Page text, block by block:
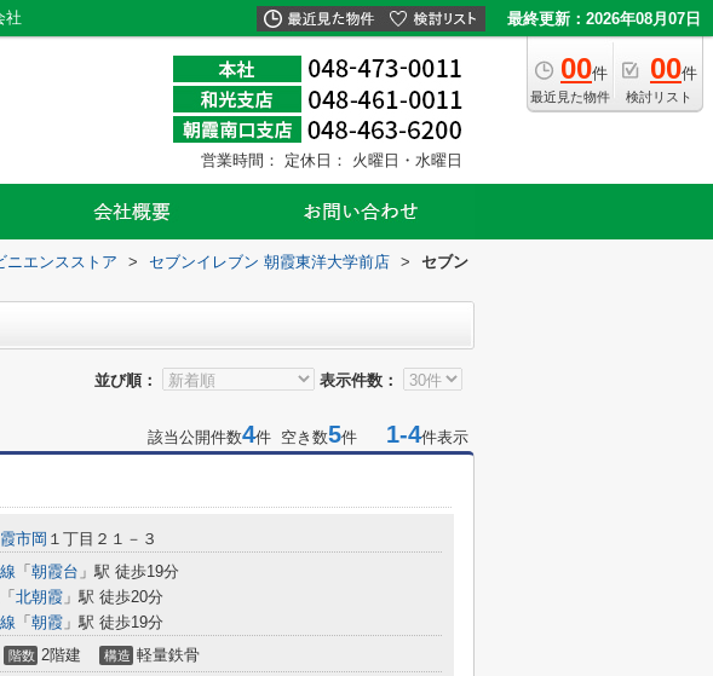
社 最終更新：2026年08月07日
00件
最近見た物件
00件
検討リスト
営業時間： 定休日： 火曜日・水曜日
ニエンスストア > セブンイレブン 朝霞東洋大学前店 >
セブン
並び順： 表示件数：
該当公開件数4件 空き数5件 1-4件表示
市岡 １丁目２１－３
「 朝霞台 」駅 徒歩19分
「 北朝霞 」駅 徒歩20分
「 朝霞 」駅 徒歩19分
階数 2階建 構造 軽量鉄骨